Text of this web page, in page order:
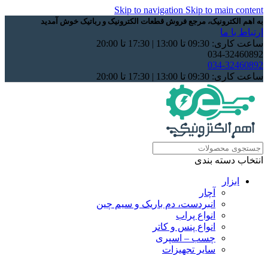
Skip to navigation Skip to main content
به اهم الکترونیک، مرجع فروش قطعات الکترونیک و رباتیک خوش آمدید
ارتباط با ما
ساعت کاری: 09:30 تا 13:00 | 17:30 تا 20:00
034-32460892
034-32460892
ساعت کاری: 09:30 تا 13:00 | 17:30 تا 20:00
انتخاب دسته بندی
ابزار
آچار
انبردست، دم باریک و سیم چین
انواع پراب
انواع پنس و کاتر
چسب – اسپری
سایر تجهیزات